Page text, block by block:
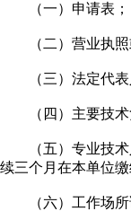
（一）申请表；
（二）营业执照
（三）法定代表
（四）主要技术
（五）专业技术
续三个月在本单位
（六）工作场所